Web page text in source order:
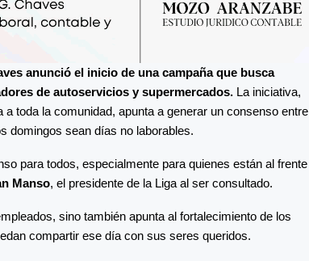
anunció el inicio de una campaña que busca
de autoservicios y supermercados. La iniciativa,
toda la comunidad, apunta a generar un consenso entre
domingos sean días no laborables.
para todos, especialmente para quienes están al frente
Manso, el presidente de la Liga al ser consultado.
sino también apunta al fortalecimiento de los
compartir ese día con sus seres queridos.